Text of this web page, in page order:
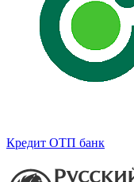
Кредит ОТП банк